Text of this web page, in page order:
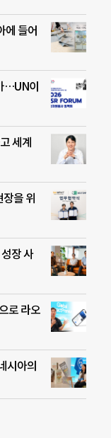
에 들어
…UN이
세계
을 위
장 사
로 라오
시아의